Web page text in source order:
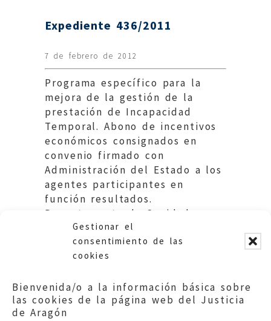
Gestionar el
consentimiento de las
cookies
Bienvenida/o a la información básica sobre
las cookies de la página web del Justicia
de Aragón
Expediente 436/2011
7 de febrero de 2012
Programa específico para la
mejora de la gestión de la
prestación de Incapacidad
Temporal. Abono de incentivos
económicos consignados en
convenio firmado con
Administración del Estado a los
agentes participantes en
función resultados.
Departamento de Sanidad,
Bienestar Social y Familia. DGA.